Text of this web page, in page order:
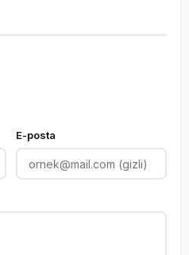
E-posta